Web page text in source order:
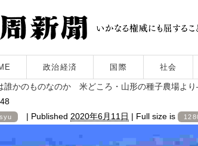
政治経済 国際 社会
誰かのものなのか 米どころ・山形の種子農場よ
| Published 2020年6月11日 | Full size is